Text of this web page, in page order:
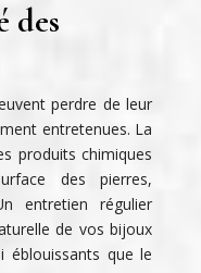
des
perdre de leur
entretenues. La
produits chimiques
des pierres,
entretien régulier
de vos bijoux
éblouissants que le